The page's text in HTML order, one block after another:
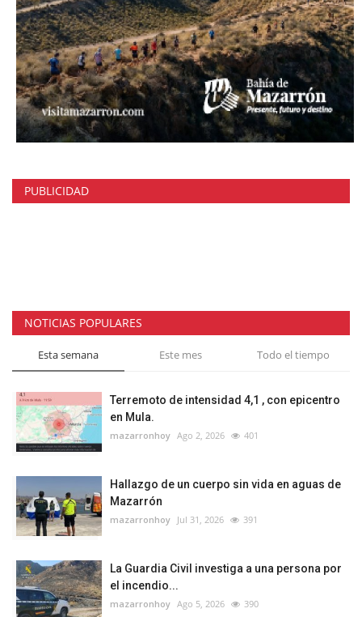
PUBLICIDAD
NOTICIAS POPULARES
Esta semana Este mes Todo el tiempo
Terremoto de intensidad 4,1 , con epicentro
en Mula.
mazarronhoy Ago 2, 2026 401
Hallazgo de un cuerpo sin vida en aguas de
Mazarrón
mazarronhoy Jul 31, 2026 391
La Guardia Civil investiga a una persona por
el incendio...
mazarronhoy Ago 5, 2026 390